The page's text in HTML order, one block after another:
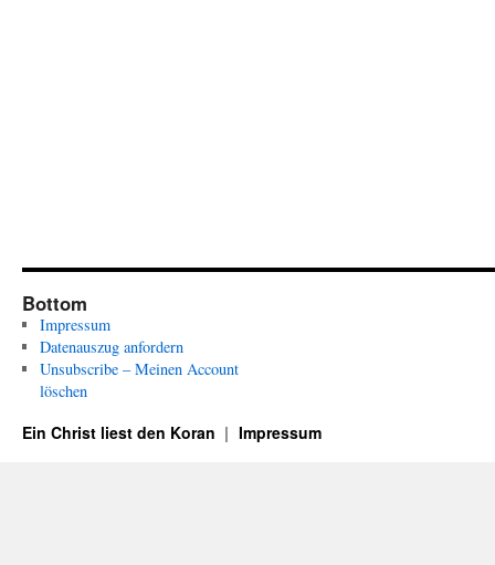
Bottom
Impressum
Datenauszug anfordern
Unsubscribe – Meinen Account
löschen
Ein Christ liest den Koran Impressum